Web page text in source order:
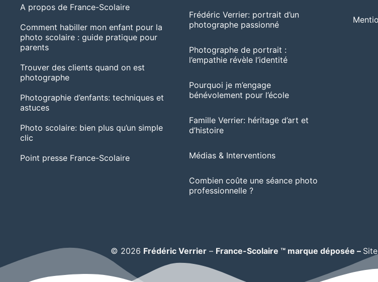
A propos de France-Scolaire
Comment habiller mon enfant pour la
photo scolaire : guide pratique pour
parents
Trouver des clients quand on est
photographe
Photographie d’enfants: techniques et
astuces
Photo scolaire: bien plus qu’un simple
clic
Point presse France-Scolaire
Frédéric Verrier: portrait d’un
photographe passionné
Photographe de portrait :
l’empathie révèle l’identité
Pourquoi je m’engage
bénévolement pour l’école
Famille Verrier: héritage d’art et
d’histoire
Médias & Interventions
Combien coûte une séance photo
professionnelle ?
© 2026 Frédéric Verrier – France-Scolaire ™ marque déposée –